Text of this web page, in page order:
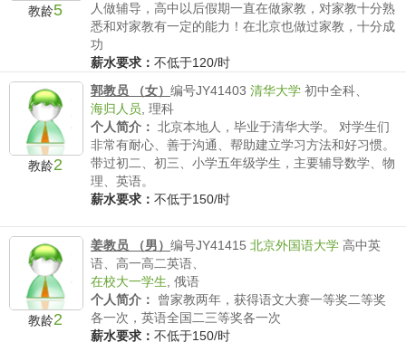
教龄5
人做辅导，高中以后假期一直在做家教，对家教十分熟
悉和对家教有一定的能力！在北京也做过家教，十分成
功
薪水要求： 不低于120/时
教龄2
郭教员 （女） 编号JY41403 清华大学 初中全科、
海归人员 理科
个人简介： 北京本地人，毕业于清华大学。 对学生们
非常有耐心、善于沟通、帮助建立学习方法和好习惯。
带过初二、初三、小学五年级学生，主要辅导数学、物
理、英语。
薪水要求： 不低于150/时
教龄2
姜教员 （男） 编号JY41415 北京外国语大学 高中英
语、高一高二英语、
在校大一学生 俄语
个人简介：
曾家教两年，获得语文大赛一等奖二等奖
各一次，英语全国二三等奖各一次
薪水要求： 不低于150/时